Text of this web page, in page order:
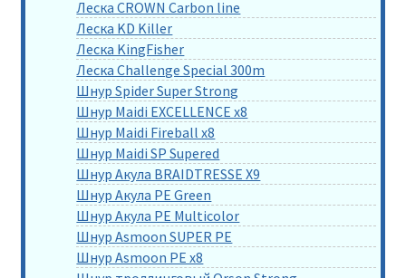
Леска CROWN Carbon line
Леска KD Killer
Леска KingFisher
Леска Challenge Special 300m
Шнур Spider Super Strong
Шнур Maidi EXCELLENCE x8
Шнур Maidi Fireball x8
Шнур Maidi SP Supered
Шнур Акула BRAIDTRESSE X9
Шнур Акула PE Green
Шнур Акула PE Multicolor
Шнур Asmoon SUPER PE
Шнур Asmoon PE x8